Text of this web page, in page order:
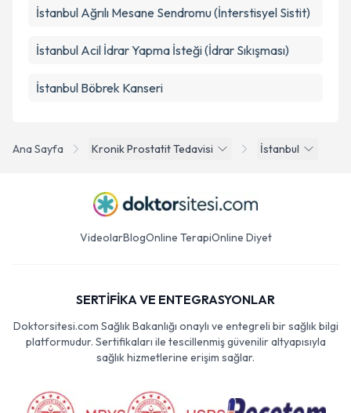
Ana Sayfa Kronik Prostatit Tedavisi İstanbul
İstanbul Ağrılı Mesane Sendromu (İnterstisyel Sistit)
İstanbul Acil İdrar Yapma İsteği (İdrar Sıkışması)
İstanbul Böbrek Kanseri
VideolarBlogOnline TerapiOnline Diyet
SERTİFİKA VE ENTEGRASYONLAR
Doktorsitesi.com Sağlık Bakanlığı onaylı ve entegreli bir sağlık bilgi
platformudur. Sertifikaları ile tescillenmiş güvenilir altyapısıyla
sağlık hizmetlerine erişim sağlar.